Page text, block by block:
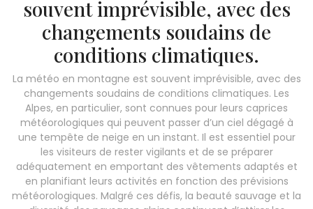
souvent imprévisible, avec des
changements soudains de
conditions climatiques.
La météo en montagne est souvent imprévisible, avec des
changements soudains de conditions climatiques. Les
Alpes, en particulier, sont connues pour leurs caprices
météorologiques qui peuvent passer d’un ciel dégagé à
une tempête de neige en un instant. Il est essentiel pour
les visiteurs de rester vigilants et de se préparer
adéquatement en emportant des vêtements adaptés et
en planifiant leurs activités en fonction des prévisions
météorologiques. Malgré ces défis, la beauté sauvage et la